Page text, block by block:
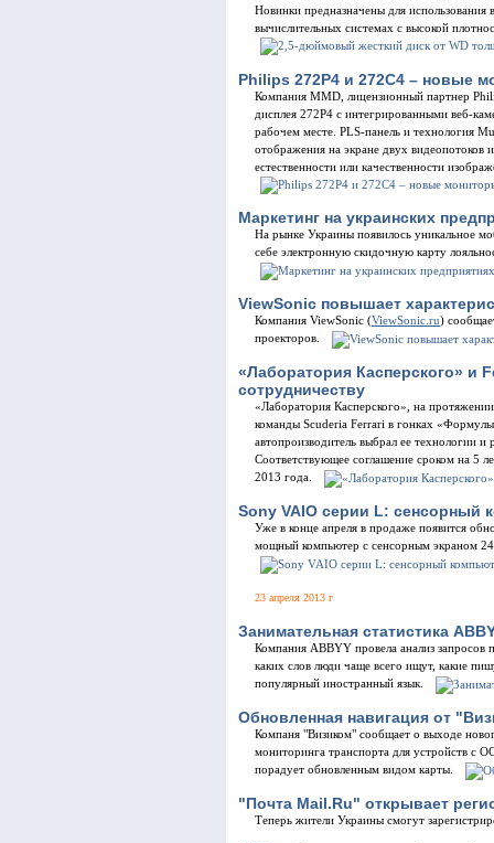
Новинки предназначены для использования
вычислительных системах с высокой
Philips 272P4 и 272С4 – новые
Компания MMD, лицензионный партнер
дисплея 272P4 с интегрированными веб-
рабочем месте. PLS-панель и технология
отображения на экране двух видеопотоков
естественности или качественности
Маркетинг на украинских
На рынке Украины появилось уникальное
себе электронную скидочную карту
ViewSonic повышает
Компания ViewSonic (ViewSonic.ru)
проекторов.
«Лаборатория Касперского» и
сотрудничеству
«Лаборатория Касперского», на
команды Scuderia Ferrari в гонках
автопроизводитель выбрал ее технологии
Соответствующее соглашение сроком на 5
2013 года.
Sony VAIO серии L: сенсорный
Уже в конце апреля в продаже появится
мощный компьютер с сенсорным экраном
23 апреля 2013 г
Занимательная статистика
Компания ABBYY провела анализ запросов
каких слов люди чаще всего ищут, какие
популярный иностранный язык.
Обновленная навигация от
Компаня "Визиком" сообщает о выходе
мониторинга транспорта для устройств с
порадует обновленным видом карты.
"Почта Mail.Ru" открывает
Теперь жители Украины смогут